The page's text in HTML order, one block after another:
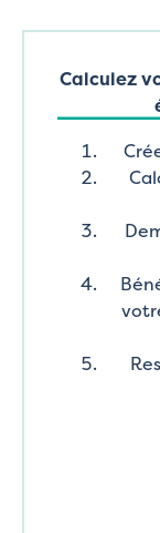
Calculez